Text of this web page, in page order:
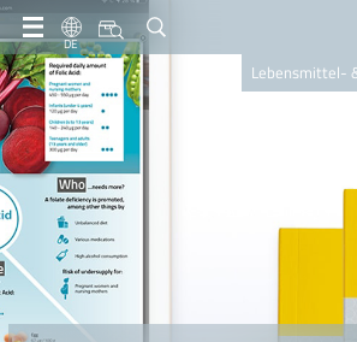
DE
Lebensmittel-
Nutrition Care